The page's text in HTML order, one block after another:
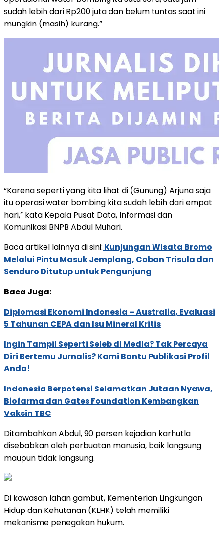
sudah lebih dari Rp200 juta dan belum tuntas saat ini
mungkin (masih) kurang.”
“Karena seperti yang kita lihat di (Gunung) Arjuna saja
itu operasi water bombing kita sudah lebih dari empat
hari,” kata Kepala Pusat Data, Informasi dan
Komunikasi BNPB Abdul Muhari.
Baca artikel lainnya di sini: Kunjungan Wisata Bromo
Melalui Pintu Masuk Jemplang, Coban Trisula dan
Senduro Ditutup untuk Pengunjung
Baca Juga:
Diplomasi Ekonomi Indonesia – Australia, Evaluasi
5 Tahunan CEPA dan Isu Mineral Kritis
Ingin Tampil Seperti Seleb di Media? Tak Percaya
Diri Bertemu Jurnalis? Kami Bantu Publikasi Profil
Anda!
Indonesia Berpotensi Selamatkan Jutaan Nyawa,
Biofarma dan Gates Foundation Kembangkan
Vaksin TBC
Ditambahkan Abdul, 90 persen kejadian karhutla
disebabkan oleh perbuatan manusia, baik langsung
maupun tidak langsung.
Di kawasan lahan gambut, Kementerian Lingkungan
Hidup dan Kehutanan (KLHK) telah memiliki
mekanisme penegakan hukum.